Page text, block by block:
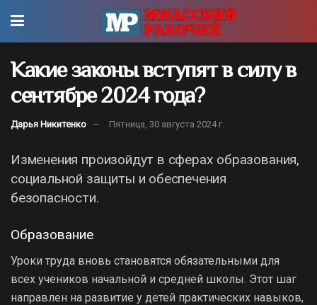
Какие законы вступят в силу в
сентябре 2024 года?
Дарья Никитенко Пятница, 30 августа 2024 г.
Изменения произойдут в сферах образования,
социальной защиты и обеспечения
безопасности.
Образование
Уроки труда вновь становятся обязательными для
всех учеников начальной и средней школы. Этот шаг
направлен на развитие у детей практических навыков,